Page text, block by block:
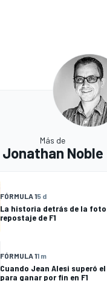
Más de
Jonathan Noble
FÓRMULA 15 d
La historia detrás de la
repostaje de F1
FÓRMULA 11 m
Cuando Jean Alesi superó
para ganar por fin en F1